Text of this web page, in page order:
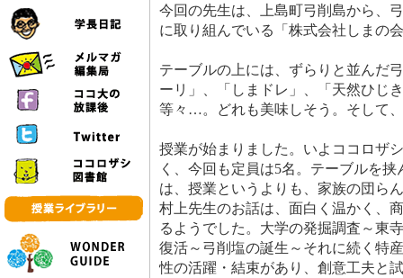
今回の先生は、上島町弓削島から、
に取り組んでいる「株式会社しまの
テーブルの上には、ずらりと並んだ
ーリ」、「しまドレ」、「天然ひじ
等々…。どれも美味しそう。そして
授業が始まりました。いよココロザ
く、今回も定員は5名。テーブルを
は、授業というよりも、家族の団ら
村上先生のお話は、面白く温かく、
るようでした。大学の発掘調査～東
復活～弓削塩の誕生～それに続く特
性の活躍・結束があり、創意工夫と